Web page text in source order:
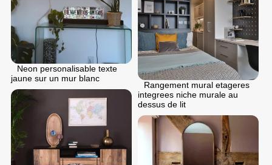
Neon personalisable texte
jaune sur un mur blanc
Rangement mural etageres
integrees niche murale au
dessus de lit